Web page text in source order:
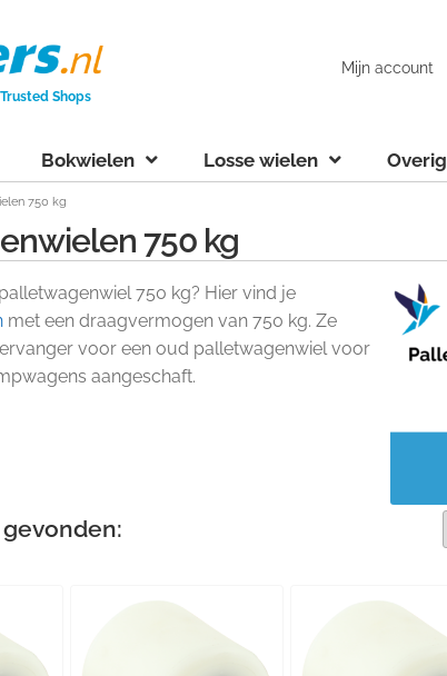
Trusted Shops
Mijn account
Bokwielen Losse wielen Overig
750 kg
750 kg
750 kg? Hier vind je
met een draagvermogen van 750 kg. Ze
voor een oud palletwagenwiel voor
aangeschaft.